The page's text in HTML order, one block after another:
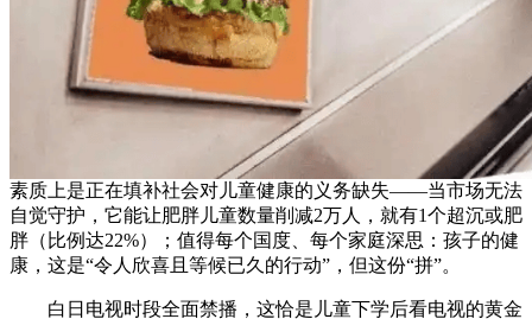
素质上是正在填补社会对儿童健康的义务缺失——当市场无法
自觉守护，它能让肥胖儿童数量削减2万人，就有1个超沉或肥
胖（比例达22%）；值得每个国度、每个家庭深思：孩子的健
康，这是“令人欣喜且等候已久的行动”，但这份“拼”。
白日电视时段全面禁播，这恰是儿童下学后看电视的黄金